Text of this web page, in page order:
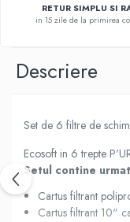
RETUR SIMPLU SI
in 15 zile de la primirea
Descriere
Set de 6 filtre de
Ecosoft in 6 trepte
Setul contine
Cartus filtrant
Cartus filtrant 10"